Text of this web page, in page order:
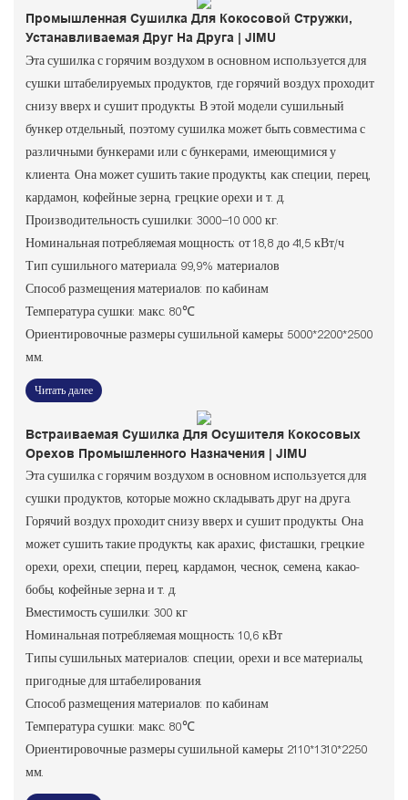
Промышленная Сушилка Для Кокосовой Стружки,
Устанавливаемая Друг На Друга | JIMU
Эта сушилка с горячим воздухом в основном используется для
сушки штабелируемых продуктов, где горячий воздух проходит
снизу вверх и сушит продукты. В этой модели сушильный
бункер отдельный, поэтому сушилка может быть совместима с
различными бункерами или с бункерами, имеющимися у
клиента. Она может сушить такие продукты, как специи, перец,
кардамон, кофейные зерна, грецкие орехи и т. д.
Производительность сушилки: 3000–10 000 кг.
Номинальная потребляемая мощность: от 18,8 до 41,5 кВт/ч
Тип сушильного материала: 99,9% материалов
Способ размещения материалов: по кабинам
Температура сушки: макс. 80℃
Ориентировочные размеры сушильной камеры: 5000*2200*2500
мм.
Читать далее
Встраиваемая Сушилка Для Осушителя Кокосовых
Орехов Промышленного Назначения | JIMU
Эта сушилка с горячим воздухом в основном используется для
сушки продуктов, которые можно складывать друг на друга.
Горячий воздух проходит снизу вверх и сушит продукты. Она
может сушить такие продукты, как арахис, фисташки, грецкие
орехи, орехи, специи, перец, кардамон, чеснок, семена, какао-
бобы, кофейные зерна и т. д.
Вместимость сушилки: 300 кг
Номинальная потребляемая мощность: 10,6 кВт
Типы сушильных материалов: специи, орехи и все материалы,
пригодные для штабелирования.
Способ размещения материалов: по кабинам
Температура сушки: макс. 80℃
Ориентировочные размеры сушильной камеры: 2110*1310*2250
мм.